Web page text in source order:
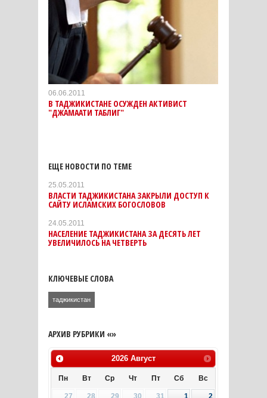
06.06.2011
В ТАДЖИКИСТАНЕ ОСУЖДЕН АКТИВИСТ
"ДЖАМААТИ ТАБЛИГ"
ЕЩЕ НОВОСТИ ПО ТЕМЕ
25.05.2011
ВЛАСТИ ТАДЖИКИСТАНА ЗАКРЫЛИ ДОСТУП К
САЙТУ ИСЛАМСКИХ БОГОСЛОВОВ
24.05.2011
НАСЕЛЕНИЕ ТАДЖИКИСТАНА ЗА ДЕСЯТЬ ЛЕТ
УВЕЛИЧИЛОСЬ НА ЧЕТВЕРТЬ
КЛЮЧЕВЫЕ СЛОВА
таджикистан
АРХИВ РУБРИКИ «»
2026 Август
Пн Вт Ср Чт Пт Сб Вс